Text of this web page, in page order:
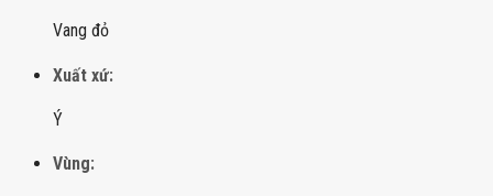
Vang đỏ
Xuất xứ:
Ý
Vùng: